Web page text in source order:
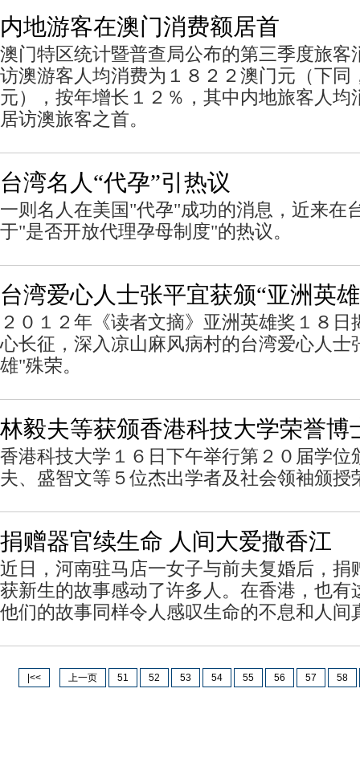
内地游客在澳门消费额居首
澳门特区统计暨普查局公布的第三季度旅客
访澳游客人均消费为１８２２澳门元（下同
元），按年增长１２％，其中内地旅客人均
居访澳旅客之首。
台湾名人“代孕”引热议
一则名人在美国"代孕"成功的消息，近来在
于"是否开放代理孕母制度"的热议。
台湾爱心人士张平宜获颁“亚洲英
２０１２年《读者文摘》亚洲英雄奖１８
心长征，深入凉山麻风病村的台湾爱心人士
雄"殊荣。
林毅夫等获颁香港科技大学荣誉博
香港科技大学１６日下午举行第２０届学位
夫、盛智文等５位杰出学者及社会领袖颁授
捐赠器官续生命 人间大爱撒香江
近日，河南驻马店一女子与前夫复婚后，捐
获新生的故事感动了许多人。在香港，也有
他们的故事同样令人感叹生命的不息和人间
|<< 上一页 51 52 53 54 55 56 57 58